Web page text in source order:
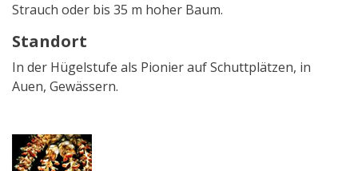
Strauch oder bis 35 m hoher Baum.
Standort
In der Hügelstufe als Pionier auf Schuttplätzen, in
Auen, Gewässern.